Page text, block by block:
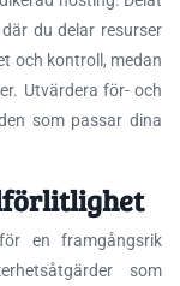
du delar resurser
och kontroll, medan
Utvärdera för- och
som passar dina
en framgångsrik
som